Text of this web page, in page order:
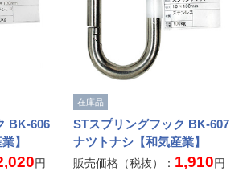
BK-606
】
円
在庫品
STスプリングフック BK-607
ナツトナシ【和気産業】
販売価格（税抜）： 1,910円